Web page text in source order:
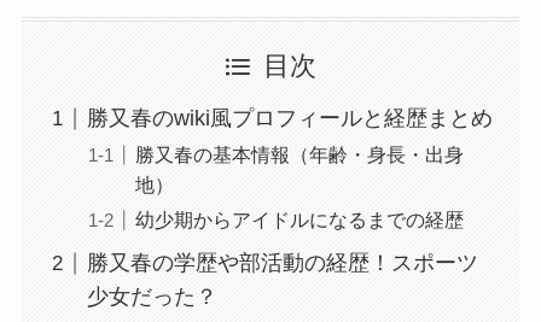
目次
勝又春のwiki風プロフィールと経歴まとめ
勝又春の基本情報（年齢・身長・出身
地）
幼少期からアイドルになるまでの経歴
勝又春の学歴や部活動の経歴！スポーツ
少女だった？